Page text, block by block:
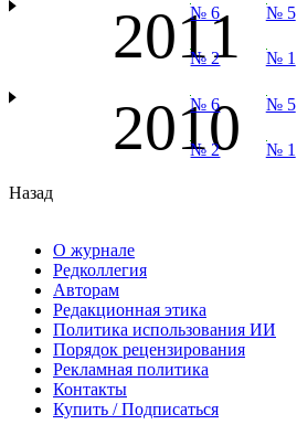
2011
№ 6 № 5
№ 2 № 1
2010
№ 6 № 5
№ 2 № 1
Назад
О журнале
Редколлегия
Авторам
Редакционная этика
Политика использования ИИ
Порядок рецензирования
Рекламная политика
Контакты
Купить / Подписаться